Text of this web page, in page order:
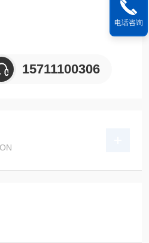
15711100306
电话咨询